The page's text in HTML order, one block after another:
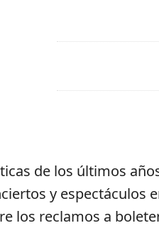
de los últimos
y espectáculos
los reclamos a